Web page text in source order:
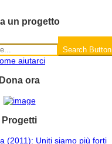
un progetto
Search Button
aiutarci
Dona ora
Progetti